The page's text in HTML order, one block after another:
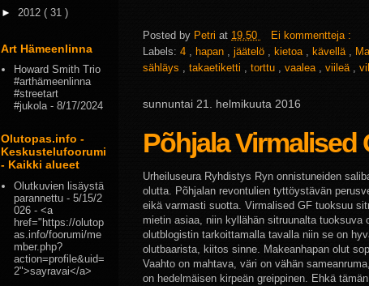
Posted by Petri at 19.50
Ei kommentteja :
Labels: 4 , hapan , jäätelö , kietoa , kävellä ,
sähläys , takaetiketti , torttu , vaalea , viileä ,
sunnuntai 21. helmikuuta 2016
Põhjala Virmalised
Urheiluseura Ryhdistys Ryn onnistuneiden
olutta. Põhjalan revontulien tyttöystävän
eikä varmasti suotta. Virmalised GF tuoksuu
mietin asiaa, niin kyllähän sitruunalta
olutblogistin tarkoittamalla tavalla niin se on
olutbaarista, kiitos sinne. Makeanhapan olut
Vaahto on mahtava, väri on vähän
on hedelmäisen kirpeän greippinen. Ehkä
► 2012 ( 31 )
Art Hämeenlinna
Howard Smith Trio
#arthämeenlinna
#streetart
#jukola- 8/17/2024
Olutopas.info -
Keskustelufoorumi
- Kaikki alueet
Olutkuvien lisäystä
parannettu - 5/15/2
026 - <a
href="https://olutop
as.info/foorumi/me
mber.php?
action=profile&uid=
2">sayravai</a>